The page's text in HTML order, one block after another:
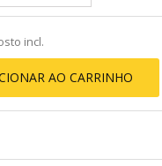
incl.
AO CARRINHO